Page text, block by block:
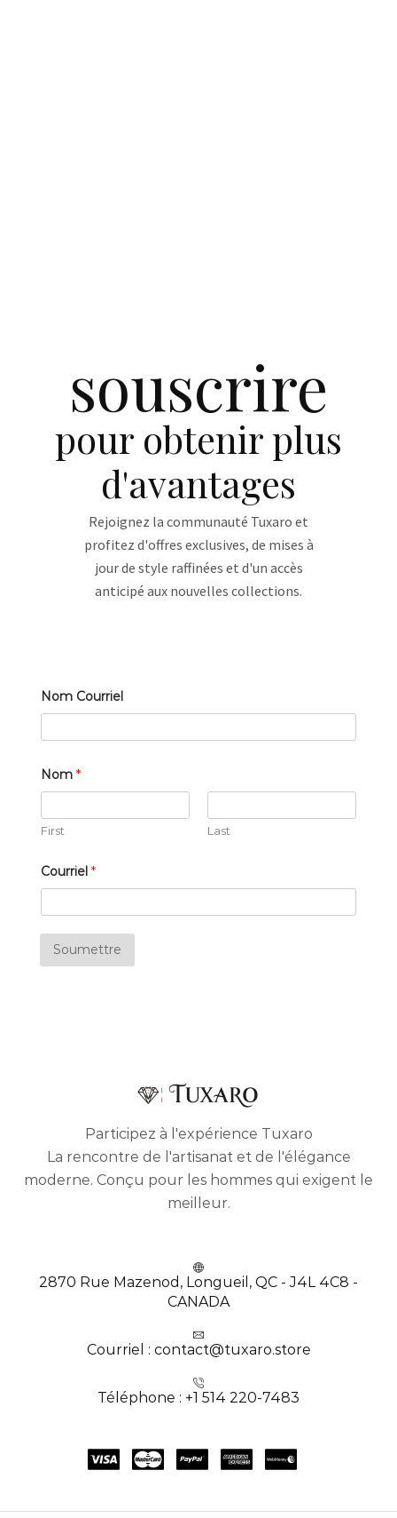
souscrire
pour obtenir plus
d'avantages
Rejoignez la communauté Tuxaro et
profitez d'offres exclusives, de mises à
jour de style raffinées et d'un accès
anticipé aux nouvelles collections.
Nom Courriel
Nom *
First Last
Courriel *
Soumettre
Participez à l'expérience Tuxaro
La rencontre de l'artisanat et de l'élégance
moderne. Conçu pour les hommes qui exigent le
meilleur.
2870 Rue Mazenod, Longueil, QC - J4L 4C8 -
CANADA
Courriel : contact@tuxaro.store
Téléphone : +1 514 220-7483